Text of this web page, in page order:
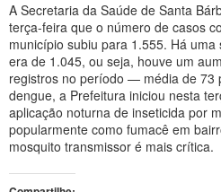
A Secretaria da Saúde de Santa
terça-feira que o número de casos
município subiu para 1.555. Há
era de 1.045, ou seja, houve um
registros no período — média de 73
dengue, a Prefeitura iniciou nesta
aplicação noturna de inseticida por
popularmente como fumacê em
mosquito transmissor é mais crítica.